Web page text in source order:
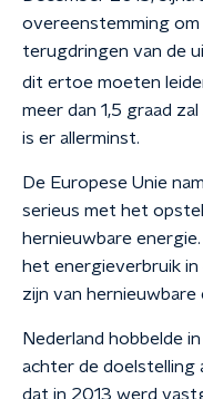
overeenstemming
terugdringen van de
dit ertoe moeten
meer dan 1,5 graad
is er allerminst.
De Europese Unie
serieus met het
hernieuwbare
het energieverbruik
zijn van hernieuwbare
Nederland hobbelde
achter de doelstelling
dat in 2013 werd